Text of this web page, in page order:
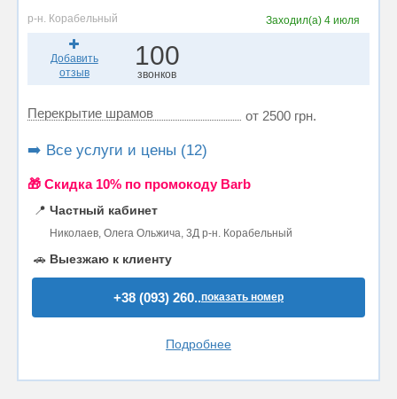
р-н. Корабельный Заходил(а) 4 июля
Добавить
отзыв
100
звонков
Перекрытие шрамов от 2500 грн.
➡️ Все услуги и цены (12)
🎁 Cкидка 10% по промокоду Barb
📍 Частный кабинет
Николаев, Олега Ольжича, 3Д р-н. Корабельный
🚗 Выезжаю к клиенту
+38 (093) 260..показать номер
Подробнее